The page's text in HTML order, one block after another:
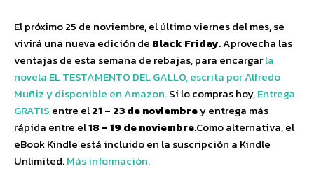
El próximo 25 de noviembre, el último viernes del mes, se
vivirá una nueva edición de Black Friday. Aprovecha las
ventajas de esta semana de rebajas, para encargarla
novela EL TESTAMENTO DEL GALLO, escrita por Alfredo
Muñiz y disponible en Amazon.Si lo compras hoy,Entrega
GRATIS entre el21 – 23 de noviembrey entrega más
rápida entre el18 – 19 de noviembre.Como alternativa, el
eBook Kindle está incluido en la suscripción a Kindle
Unlimited.Más información.